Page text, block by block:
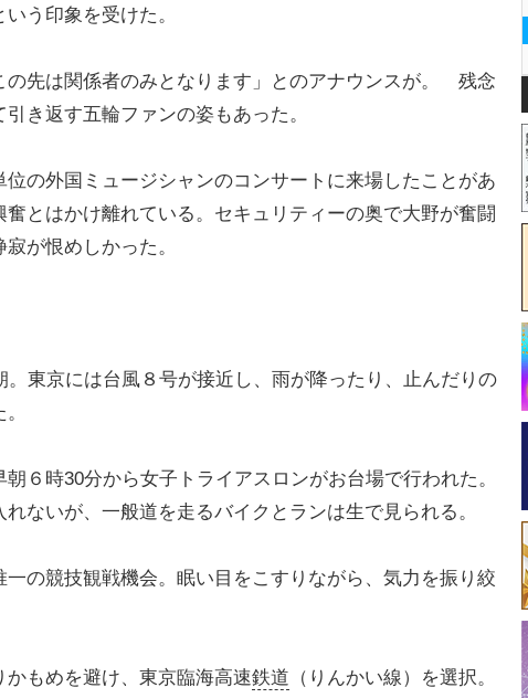
う印象を受けた。
先は関係者のみとなります」とのアナウンスが。 残念
き返す五輪ファンの姿もあった。
の外国ミュージシャンのコンサートに来場したことがあ
奮とはかけ離れている。セキュリティーの奥で大野が奮闘
が恨めしかった。
東京には台風８号が接近し、雨が降ったり、止んだりの
６時30分から女子トライアスロンがお台場で行われた。
ないが、一般道を走るバイクとランは生で見られる。
の競技観戦機会。眠い目をこすりながら、気力を振り絞
もめを避け、東京臨海高速鉄道 （りんかい線）を選択。